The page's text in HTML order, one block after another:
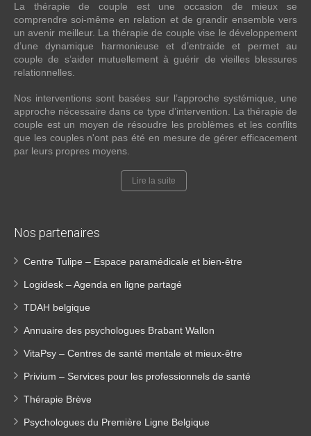
La thérapie de couple est une occasion de mieux se
comprendre soi-même en relation et de grandir ensemble vers
un avenir meilleur. La thérapie de couple vise le développement
d’une dynamique harmonieuse et d’entraide et permet au
couple de s’aider mutuellement à guérir de vieilles blessures
relationnelles.
Nos interventions sont basées sur l’approche systémique, une
approche nécessaire dans ce type d’intervention. La thérapie de
couple est un moyen de résoudre les problèmes et les conflits
que les couples n'ont pas été en mesure de gérer efficacement
par leurs propres moyens.
Lire la suite
Nos partenaires
Centre Tulipe – Espace paramédicale et bien-être
Logidesk – Agenda en ligne partagé
TDAH belgique
Annuaire des psychologues Brabant Wallon
VitaPsy – Centres de santé mentale et mieux-être
Privium – Services pour les professionnels de santé
Thérapie Brève
Psychologues du Première Ligne Belgique